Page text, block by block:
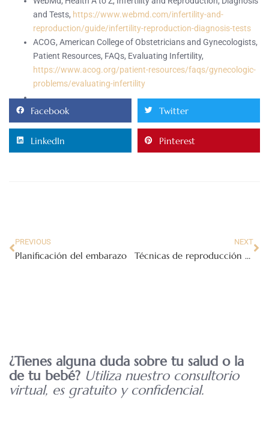
and Tests, https://www.webmd.com/infertility-and-
reproduction/guide/infertility-reproduction-diagnosis-tests
ACOG, American College of Obstetricians and Gynecologists,
Patient Resources, FAQs, Evaluating Infertility,
https://www.acog.org/patient-resources/faqs/gynecologic-
problems/evaluating-infertility
Facebook Twitter
LinkedIn Pinterest
PREVIOUS
Planificación del embarazo
NEXT
Técnicas de reproducción asistida
¿Tienes alguna duda sobre tu salud o la
de tu bebé? Utiliza nuestro consultorio
virtual, es gratuito y confidencial.